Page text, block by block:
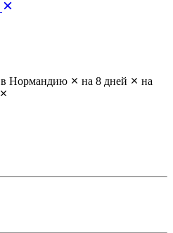
в Нормандию на 8 дней
на